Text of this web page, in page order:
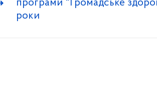
програми "Громадське
роки